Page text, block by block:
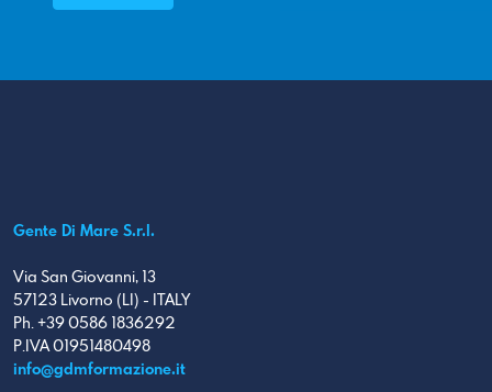
Gente Di Mare S.r.l.
Via San Giovanni, 13
57123 Livorno (LI) - ITALY
Ph. +39 0586 1836292
P.IVA 01951480498
info@gdmformazione.it